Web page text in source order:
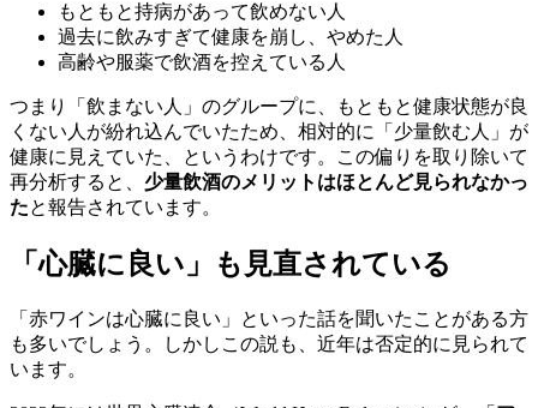
もともと持病があって飲めない人
過去に飲みすぎて健康を崩し、やめた人
高齢や服薬で飲酒を控えている人
つまり「飲まない人」のグループに、もともと健康状態が良
くない人が紛れ込んでいたため、相対的に「少量飲む人」が
健康に見えていた、というわけです。この偏りを取り除いて
再分析すると、 少量飲酒のメリットはほとんど見られなかっ
たと報告されています。
「心臓に良い」も見直されている
「赤ワインは心臓に良い」といった話を聞いたことがある方
も多いでしょう。しかしこの説も、近年は否定的に見られて
います。